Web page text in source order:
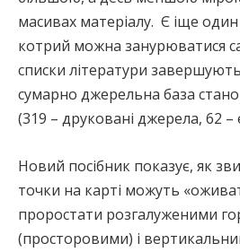
масивах матеріалу. Є іще
котрий можна занурюватися
списки літератури
сумарно джерельна база
(319 – друковані джерела, 62 –
Новий посібник показує, як
точки на карті можуть
проростати розгалуженими
(просторовими) і